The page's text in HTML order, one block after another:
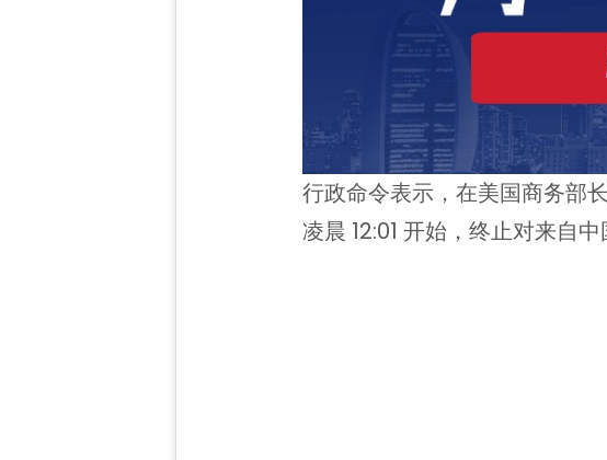
行政命令表示，在美国商务部
凌晨 12:01 开始，终止对来自